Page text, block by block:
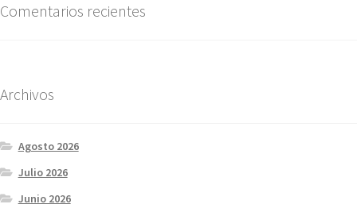
Comentarios recientes
Archivos
Agosto 2026
Julio 2026
Junio 2026